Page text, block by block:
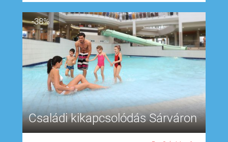
-38%
Családi kikapcsolódás Sárváron